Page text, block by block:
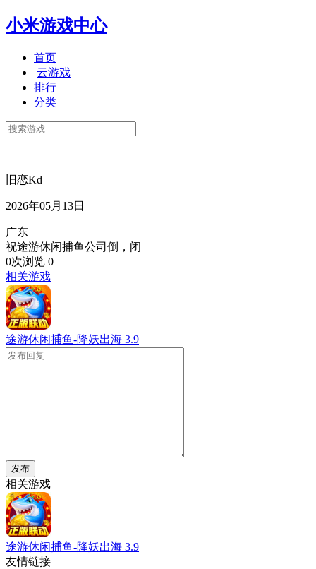
小米游戏中心
首页
云游戏
排行
分类
旧恋Kd
2026年05月13日
广东
祝途游休闲捕鱼公司倒，闭
0次浏览 0
相关游戏
途游休闲捕鱼-降妖出海 3.9
发布
相关游戏
途游休闲捕鱼-降妖出海 3.9
友情链接